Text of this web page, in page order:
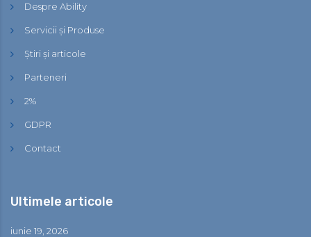
Despre Ability
Servicii și Produse
Știri și articole
Parteneri
2%
GDPR
Contact
Ultimele articole
iunie 19, 2026